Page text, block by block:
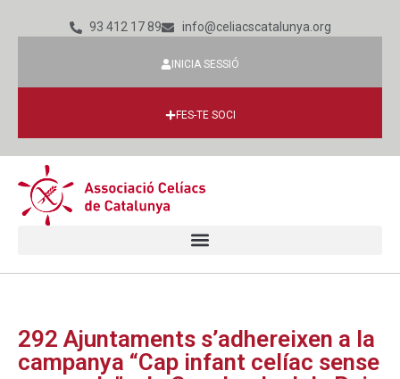
93 412 17 89 info@celiacscatalunya.org
INICIA SESSIÓ
FES-TE SOCI
292 Ajuntaments s’adhereixen a la
campanya “Cap infant celíac sense